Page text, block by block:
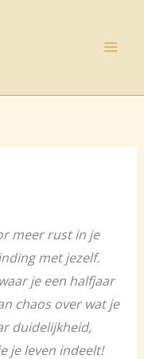
meer rust in je
met jezelf.
je een halfjaar
chaos over wat je
duidelijkheid,
je leven indeelt!